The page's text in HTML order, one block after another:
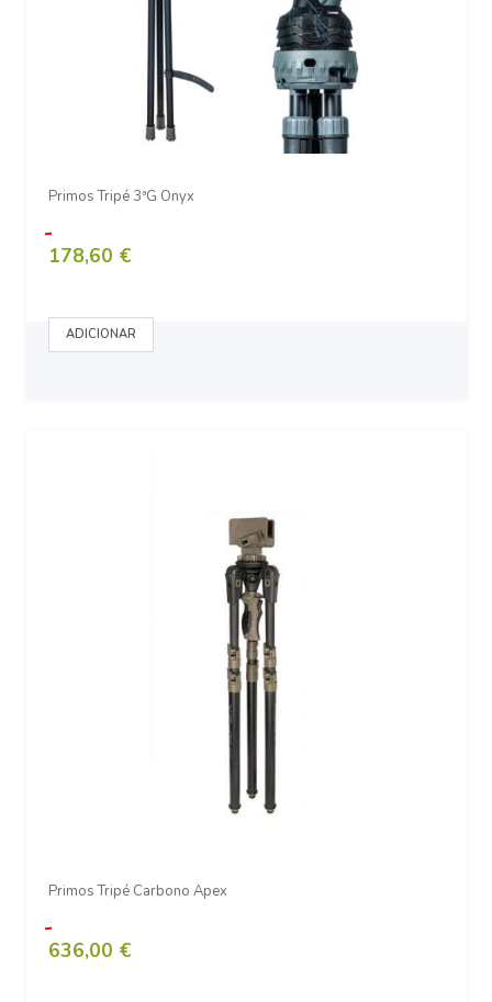
Primos Tripé 3ªG Onyx
178,60 €
Primos Tripé Carbono Apex
636,00 €